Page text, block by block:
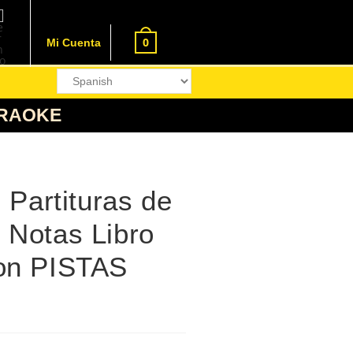
Mi Cuenta 0
de
Libro
PISTAS